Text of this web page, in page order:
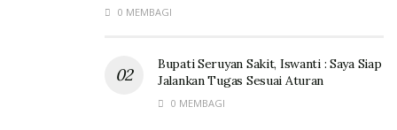
0 MEMBAGI
Bupati Seruyan Sakit, Iswanti : Saya Siap
Jalankan Tugas Sesuai Aturan
0 MEMBAGI